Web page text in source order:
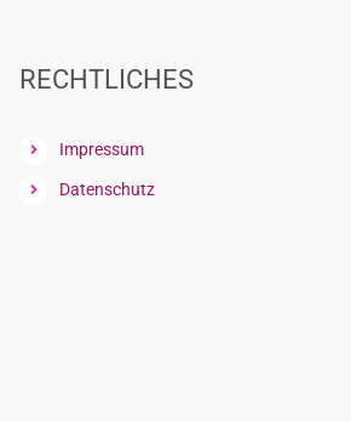
RECHTLICHES
Impressum
Datenschutz